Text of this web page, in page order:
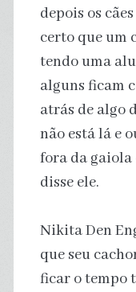
depois os
certo que um
tendo uma
alguns ficam
atrás de algo
não está lá e
fora da gaiola
disse ele.
Nikita Den
que seu
ficar o tempo